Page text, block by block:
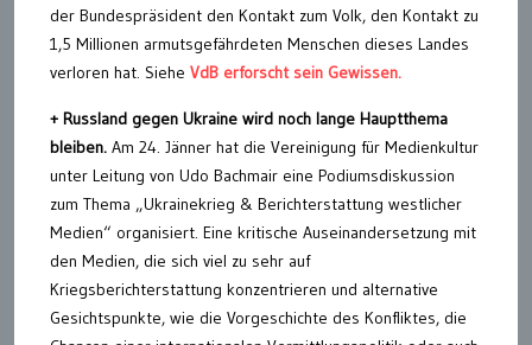
der Bundespräsident den Kontakt zum Volk, den Kontakt zu
1,5 Millionen armutsgefährdeten Menschen dieses Landes
verloren hat. Siehe VdB erforscht sein Gewissen.
+ Russland gegen Ukraine wird noch lange Hauptthema
bleiben. Am 24. Jänner hat die Vereinigung für Medienkultur
unter Leitung von Udo Bachmair eine Podiumsdiskussion
zum Thema „Ukrainekrieg & Berichterstattung westlicher
Medien“ organisiert. Eine kritische Auseinandersetzung mit
den Medien, die sich viel zu sehr auf
Kriegsberichterstattung konzentrieren und alternative
Gesichtspunkte, wie die Vorgeschichte des Konfliktes, die